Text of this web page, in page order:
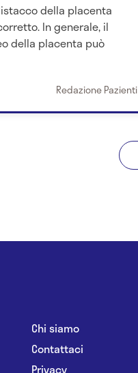
della placenta
In generale, il
della placenta può
Redazione Pazienti
Chi siamo
Contattaci
Privacy